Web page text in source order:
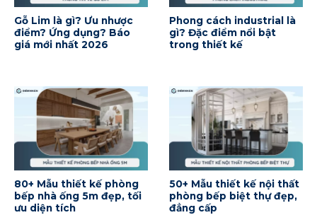
Gỗ Lim là gì? Ưu nhược
điểm? Ứng dụng? Báo
giá mới nhất 2026
Phong cách industrial là
gì? Đặc điểm nổi bật
trong thiết kế
80+ Mẫu thiết kế phòng
bếp nhà ống 5m đẹp, tối
ưu diện tích
50+ Mẫu thiết kế nội thất
phòng bếp biệt thự đẹp,
đẳng cấp